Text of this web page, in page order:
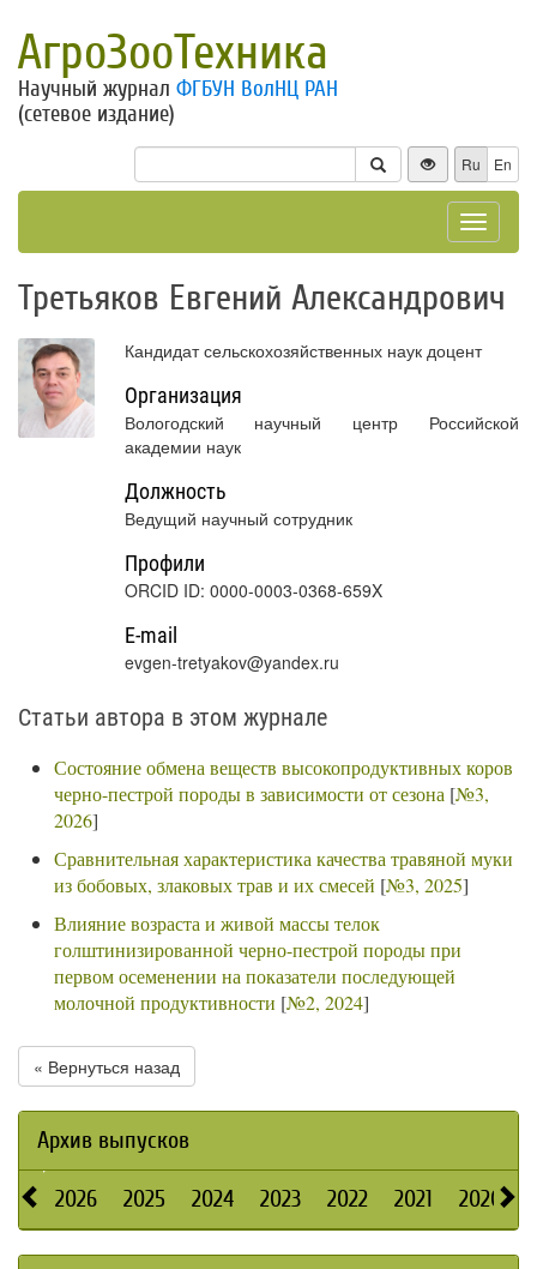
АгроЗооТехника
Научный журнал ФГБУН ВолНЦ РАН
(сетевое издание)
Ru En
Toggle
Третьяков Евгений Александрович
Кандидат сельскохозяйственных наук доцент
Организация
Вологодский научный центр Российской
академии наук
Должность
Ведущий научный сотрудник
Профили
ORCID ID: 0000-0003-0368-659X
E-mail
evgen-tretyakov@yandex.ru
Статьи автора в этом журнале
Состояние обмена веществ высокопродуктивных коров
черно-пестрой породы в зависимости от сезона [№3,
2026]
Сравнительная характеристика качества травяной муки
из бобовых, злаковых трав и их смесей [№3, 2025]
Влияние возраста и живой массы телок
голштинизированной черно-пестрой породы при
первом осеменении на показатели последующей
молочной продуктивности [№2, 2024]
« Вернуться назад
Архив выпусков
2026 2025 2024 2023 2022 2021 2020